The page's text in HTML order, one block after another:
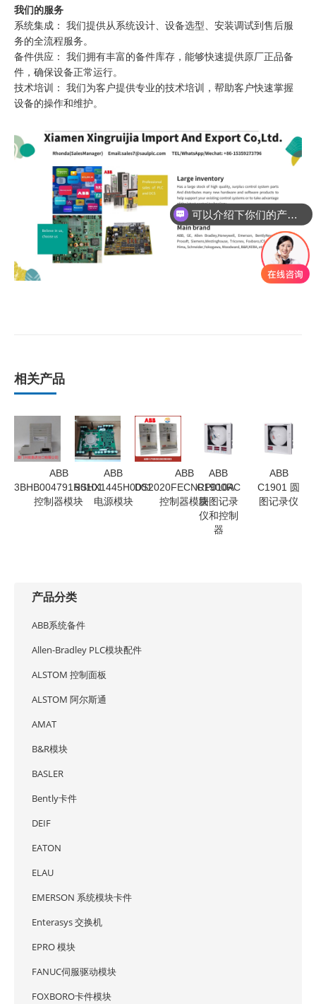
我们的服务
系统集成： 我们提供从系统设计、设备选型、安装调试到售后服
务的全流程服务。
备件供应： 我们拥有丰富的备件库存，能够快速提供原厂正品备
件，确保设备正常运行。
技术培训： 我们为客户提供专业的技术培训，帮助客户快速掌握
设备的操作和维护。
相关产品
ABB
3BHB004791R0101
控制器模块
ABB
5SHX1445H0001
电源模块
ABB
DS2020FECNRP010A
控制器模块
ABB
C1900RC
圆图记录
仪和控制
器
ABB
C1901 圆
图记录仪
产品分类
ABB系统备件
Allen-Bradley PLC模块配件
ALSTOM 控制面板
ALSTOM 阿尔斯通
AMAT
B&R模块
BASLER
Bently卡件
DEIF
EATON
ELAU
EMERSON 系统模块卡件
Enterasys 交换机
EPRO 模块
FANUC伺服驱动模块
FOXBORO卡件模块
你们是怎么收费的呢